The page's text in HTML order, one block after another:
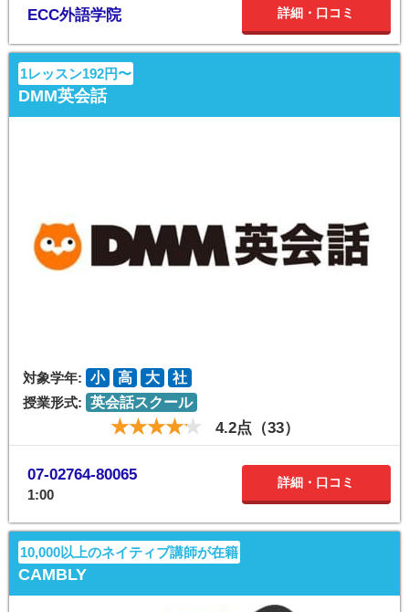
ECC外語学院 詳細・口コミ
1レッスン192円〜
DMM英会話
対象学年: 小 高 大
社
授業形式: 英会話スクール
4.2点（33）
07-02764-80065
1:00
詳細・口コミ
10,000以上のネイティブ講師が在籍
CAMBLY